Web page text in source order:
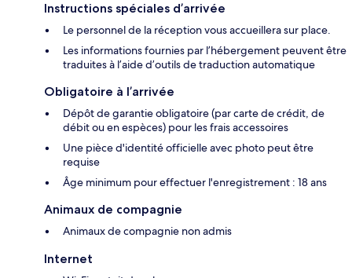
Instructions spéciales d’arrivée
Le personnel de la réception vous accueillera sur place.
Les informations fournies par l’hébergement peuvent être
traduites à l’aide d’outils de traduction automatique
Obligatoire à l’arrivée
Dépôt de garantie obligatoire (par carte de crédit, de
débit ou en espèces) pour les frais accessoires
Une pièce d'identité officielle avec photo peut être
requise
Âge minimum pour effectuer l'enregistrement : 18 ans
Animaux de compagnie
Animaux de compagnie non admis
Internet